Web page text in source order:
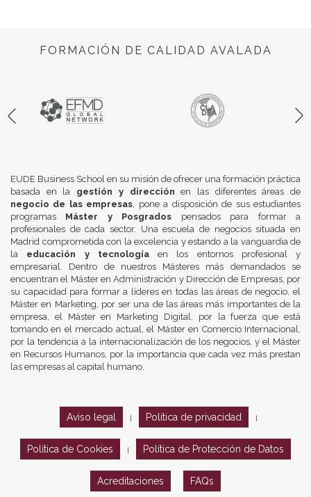
FORMACIÓN DE CALIDAD AVALADA
EUDE Business School en su misión de ofrecer una formación práctica
basada en la gestión y dirección en las diferentes áreas de
negocio de las empresas, pone a disposición de sus estudiantes
programas Máster y Posgrados pensados para formar a
profesionales de cada sector. Una escuela de negocios situada en
Madrid comprometida con la excelencia y estando a la vanguardia de
la educación y tecnologíaen los entornos profesional y
empresarial. Dentro de nuestros Másteres más demandados se
encuentran el Máster en Administración y Dirección de Empresas, por
su capacidad para formar a líderes en todas las áreas de negocio, el
Máster en Marketing, por ser una de las áreas más importantes de la
empresa, el Máster en Marketing Digital, por la fuerza que está
tomando en el mercado actual, el Máster en Comercio Internacional,
por la tendencia a la internacionalización de los negocios, y el Máster
en Recursos Humanos, por la importancia que cada vez más prestan
las empresas al capital humano.
Aviso legal Política de privacidad
Política de Cookies Política de Protección de Datos
Acreditaciones FAQs